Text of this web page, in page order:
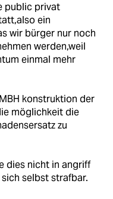
public privat
ein
wir bürger nur noch
werden,weil
einmal mehr
konstruktion der
möglichkeit die
zu
dies nicht in angriff
selbst strafbar.